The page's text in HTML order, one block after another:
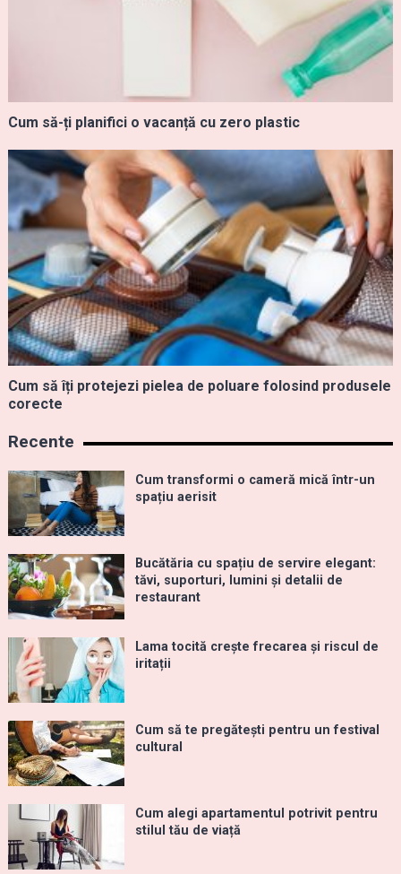
Cum să-ți planifici o vacanță cu zero plastic
Cum să îți protejezi pielea de poluare folosind produsele
corecte
Recente
Cum transformi o cameră mică într-un
spațiu aerisit
Bucătăria cu spațiu de servire elegant:
tăvi, suporturi, lumini și detalii de
restaurant
Lama tocită crește frecarea și riscul de
iritații
Cum să te pregătești pentru un festival
cultural
Cum alegi apartamentul potrivit pentru
stilul tău de viață